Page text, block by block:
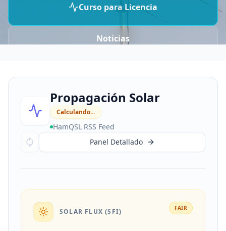
Curso para Licencia
Noticias
Propagación Solar
Calculando...
HamQSL RSS Feed
Panel Detallado
SOLAR FLUX (SFI) FAIR